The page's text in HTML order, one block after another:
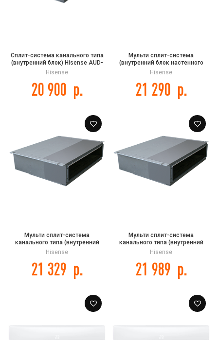
Сплит-система канального типа
(внутренний блок) Hisense AUD-
18HX4SNL1
Hisense
20 900 р.
Мульти сплит-система
(внутренний блок настенного
типа) Hisense AMS-
MATCH DC Inverter R32
Hisense
21 290 р.
Мульти сплит-система
канального типа (внутренний
блок) Hisense AMD-09UX4SJD DC
Hisense
21 329 р.
Мульти сплит-система
канального типа (внутренний
блок) Hisense AMD-12UX4SJD DC
Hisense
21 989 р.